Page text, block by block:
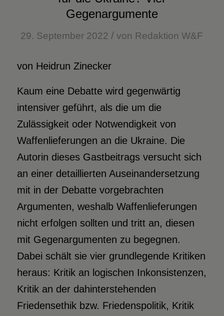
Gegenargumente
29. September 2022 / von Redaktion W&F
von Heidrun Zinecker
Kaum eine Debatte wird gegenwärtig
intensiver geführt, als die um die
Zulässigkeit oder Notwendigkeit von
Waffenlieferungen an die Ukraine. Die
Autorin dieses Gastbeitrags versucht sich
an einer detaillierten Auseinandersetzung
mit in der Debatte vorgebrachten
Argumenten, weshalb Waffenlieferungen
nicht erfolgen sollten und tritt an, diesen
mit Gegenargumenten zu begegnen.
Dabei schält sie vier grundlegende Kritiken
heraus: Kritik an logischen Inkonsistenzen,
Kritik an der dahinterstehenden
Friedensethik bzw. Friedenspolitik, Kritik